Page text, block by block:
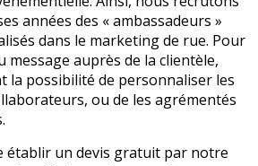
années des « ambassadeurs »
dans le marketing de rue. Pour
auprès de la clientèle,
la possibilité de personnaliser les
ou de les agrémentés
établir un devis gratuit par notre